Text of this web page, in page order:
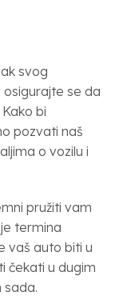
svog
se da
bi
pozvati naš
o vozilu i
pružiti vam
termina
vaš auto biti u
čekati u dugim
sada.